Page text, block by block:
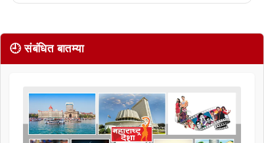
🕘 संबंधित बातम्या